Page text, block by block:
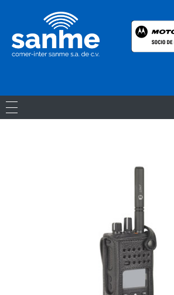
Movil Digital
Portatiles Digital
REPETIDORES DIGITALES
ACCESORIOS
WAVE PTX